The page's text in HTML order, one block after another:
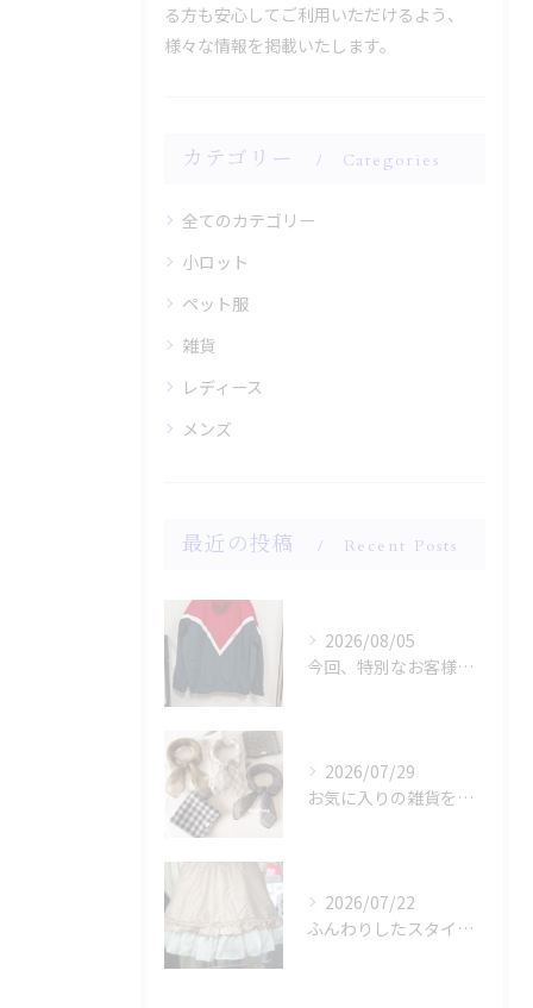
る方も安心してご利用いただけるよう、
様々な情報を掲載いたします。
カテゴリー Categories
全てのカテゴリー
小ロット
ペット服
雑貨
レディース
メンズ
最近の投稿 Recent Posts
2026/08/05
今回、特別なお客様のためにファッションショー用のサンプルを手...
2026/07/29
お気に入りの雑貨をお探しですか？
2026/07/22
ふんわりしたスタイルに魅了されませんか？